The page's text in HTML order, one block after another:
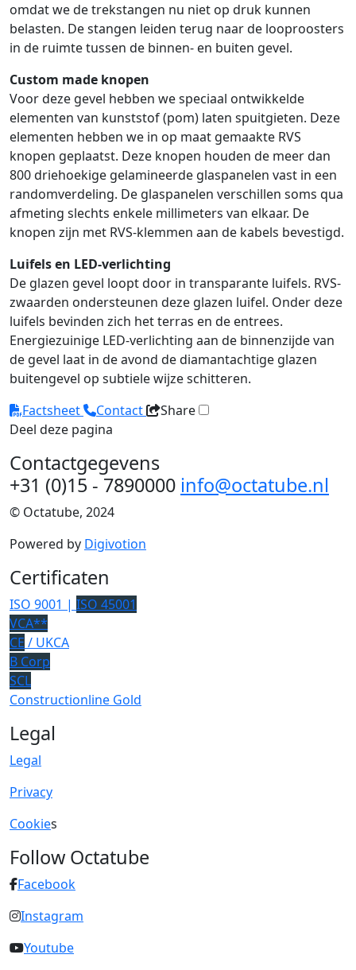
omdat we de trekstangen nu niet op druk kunnen
belasten. De stangen leiden terug naar de looproosters
in de ruimte tussen de binnen- en buiten gevel.
Custom made knopen
Voor deze gevel hebben we speciaal ontwikkelde
elementen van kunststof (pom) laten spuitgieten. Deze
elementen hebben we in op maat gemaakte RVS
knopen geplaatst. Deze knopen houden de meer dan
800 driehoekige gelamineerde glaspanelen vast in een
randomverdeling. De glaspanelen verschillen soms qua
afmeting slechts enkele millimeters van elkaar. De
knopen zijn met RVS-klemmen aan de kabels bevestigd.
Luifels en LED-verlichting
De glazen gevel loopt door in transparante luifels. RVS-
zwaarden ondersteunen deze glazen luifel. Onder deze
luifels bevinden zich het terras en de entrees.
Energiezuinige LED-verlichting aan de binnenzijde van
de gevel laat in de avond de diamantachtige glazen
buitengevel op subtiele wijze schitteren.
Factsheet
Contact
Share
Deel deze pagina
Contactgegevens
+31 (0)15 - 7890000 info@octatube.nl
© Octatube, 2024
Powered by Digivotion
Certificaten
ISO 9001 | ISO 45001
VCA**
CE / UKCA
B Corp
SCL
Constructionline Gold
Legal
Legal
Privacy
Cookies
Follow Octatube
Facebook
Instagram
Youtube